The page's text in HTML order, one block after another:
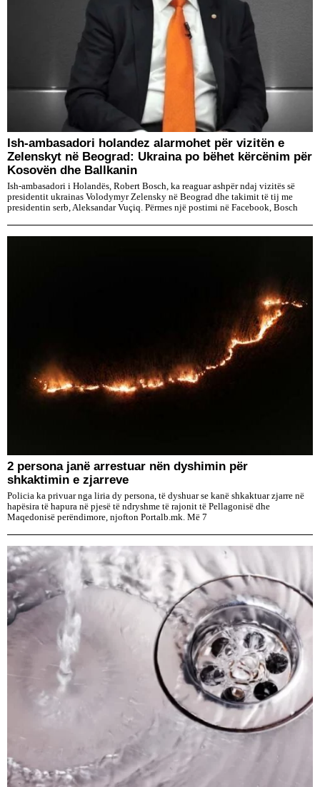
Ish-ambasadori holandez alarmohet për vizitën e
Zelenskyt në Beograd: Ukraina po bëhet kërcënim për
Kosovën dhe Ballkanin
Ish-ambasadori i Holandës, Robert Bosch, ka reaguar ashpër ndaj vizitës së
presidentit ukrainas Volodymyr Zelensky në Beograd dhe takimit të tij me
presidentin serb, Aleksandar Vuçiq. Përmes një postimi në Facebook, Bosch
2 persona janë arrestuar nën dyshimin për
shkaktimin e zjarreve
Policia ka privuar nga liria dy persona, të dyshuar se kanë shkaktuar zjarre në
hapësira të hapura në pjesë të ndryshme të rajonit të Pellagonisë dhe
Maqedonisë perëndimore, njofton Portalb.mk. Më 7